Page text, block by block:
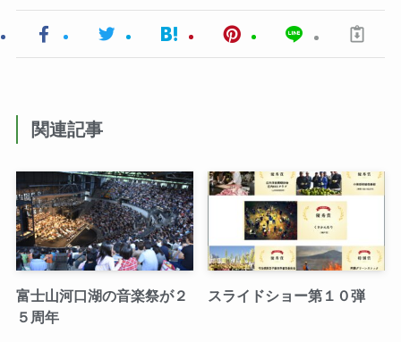
関連記事
富士山河口湖の音楽祭が２
５周年
スライドショー第１０弾